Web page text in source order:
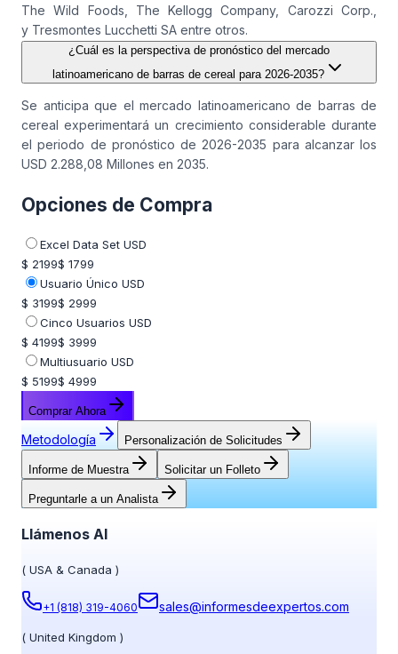
The Wild Foods, The Kellogg Company, Carozzi Corp.,
y Tresmontes Lucchetti SA entre otros.
¿Cuál es la perspectiva de pronóstico del mercado
latinoamericano de barras de cereal para 2026-2035?
Se anticipa que el mercado latinoamericano de barras de
cereal experimentará un crecimiento considerable durante
el periodo de pronóstico de 2026-2035 para alcanzar los
USD 2.288,08 Millones en 2035.
Opciones de Compra
Excel Data Set USD
$ 2199$ 1799
Usuario Único USD
$ 3199$ 2999
Cinco Usuarios USD
$ 4199$ 3999
Multiusuario USD
$ 5199$ 4999
Comprar Ahora
Metodología Personalización de Solicitudes
Informe de Muestra Solicitar un Folleto
Preguntarle a un Analista
Llámenos Al
( USA & Canada )
+1 (818) 319-4060 sales@informesdeexpertos.com
( United Kingdom )